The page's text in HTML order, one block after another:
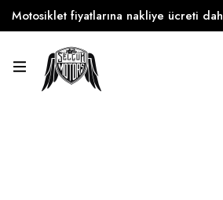
Motosiklet fiyatlarına nakliye ücreti